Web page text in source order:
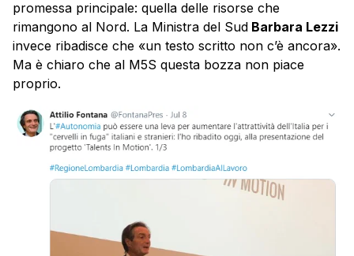
promessa principale: quella delle risorse che
rimangono al Nord. La Ministra del Sud Barbara Lezzi
invece ribadisce che «un testo scritto non c’è ancora».
Ma è chiaro che al M5S questa bozza non piace
proprio.